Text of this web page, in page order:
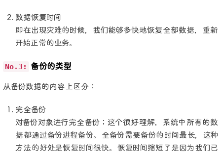
数据恢复时间
即在出现灾难的时候，我们能够多快地恢复全部数据，重新
开始正常的业务。
No.3: 备份的类型
从备份数据的内容上区分：
完全备份
对备份对象进行完全备份；这个很好理解，系统中所有的数
据都通过备份进程备份。全备份需要备份的时间最长，这种
方法的好处是恢复时间很快。恢复时间缩短了是因为我们已